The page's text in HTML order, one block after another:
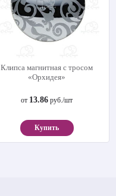
Клипса магнитная с тросом
«Орхидея»
от 13.86 руб./шт
Купить